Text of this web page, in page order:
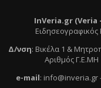
InVeria.gr (Veria -
Δ/νση: Βικέλα 1 &
Αριθμός Γ.Ε.ΜΗ
e-mail: info@inveria.gr